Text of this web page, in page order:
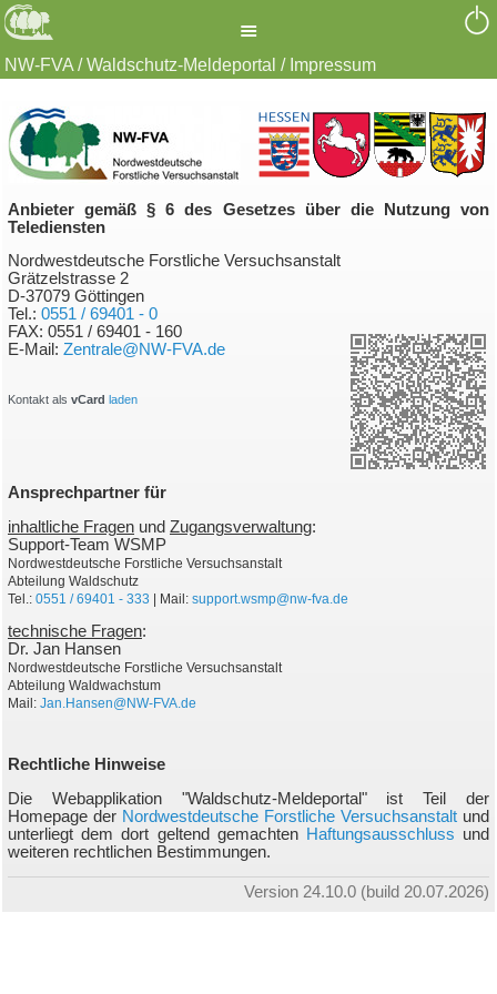
≡
NW-FVA / Waldschutz-Meldeportal / Impressum
Anbieter gemäß § 6 des Gesetzes über die Nutzung von
Telediensten
Nordwestdeutsche Forstliche Versuchsanstalt
Grätzelstrasse 2
D-37079 Göttingen
Tel.: 0551 / 69401 - 0
FAX: 0551 / 69401 - 160
E-Mail: Zentrale@NW-FVA.de
Kontakt als vCard laden
Ansprechpartner für
inhaltliche Fragen und Zugangsverwaltung:
Support-Team WSMP
Nordwestdeutsche Forstliche Versuchsanstalt
Abteilung Waldschutz
Tel.: 0551 / 69401 - 333 | Mail: support.wsmp@nw-fva.de
technische Fragen:
Dr. Jan Hansen
Nordwestdeutsche Forstliche Versuchsanstalt
Abteilung Waldwachstum
Mail: Jan.Hansen@NW-FVA.de
Rechtliche Hinweise
Die Webapplikation "Waldschutz-Meldeportal" ist Teil der
Homepage der Nordwestdeutsche Forstliche Versuchsanstalt und
unterliegt dem dort geltend gemachten Haftungsausschluss und
weiteren rechtlichen Bestimmungen.
Version 24.10.0 (build 20.07.2026)